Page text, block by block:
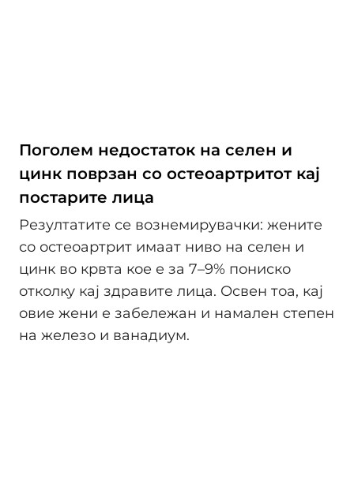
Поголем недостаток на селен и
цинк поврзан со остеоартритот кај
постарите лица
Резултатите се вознемирувачки: жените
со остеоартрит имаат ниво на селен и
цинк во крвта кое е за 7–9% пониско
отколку кај здравите лица. Освен тоа, кај
овие жени е забележан и намален степен
на железо и ванадиум.